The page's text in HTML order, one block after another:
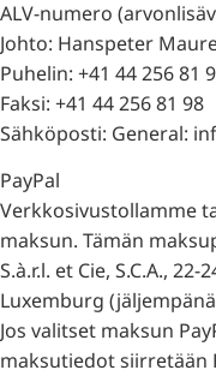
ALV-numero
Johto: Hanspeter
Puhelin: +41 44 256 81
Faksi: +41 44 256 81 98
Sähköposti: General:
PayPal
Verkkosivustollamme
maksun. Tämän
S.à.r.l. et Cie, S.C.A.,
Luxemburg
Jos valitset maksun
maksutiedot siirretään